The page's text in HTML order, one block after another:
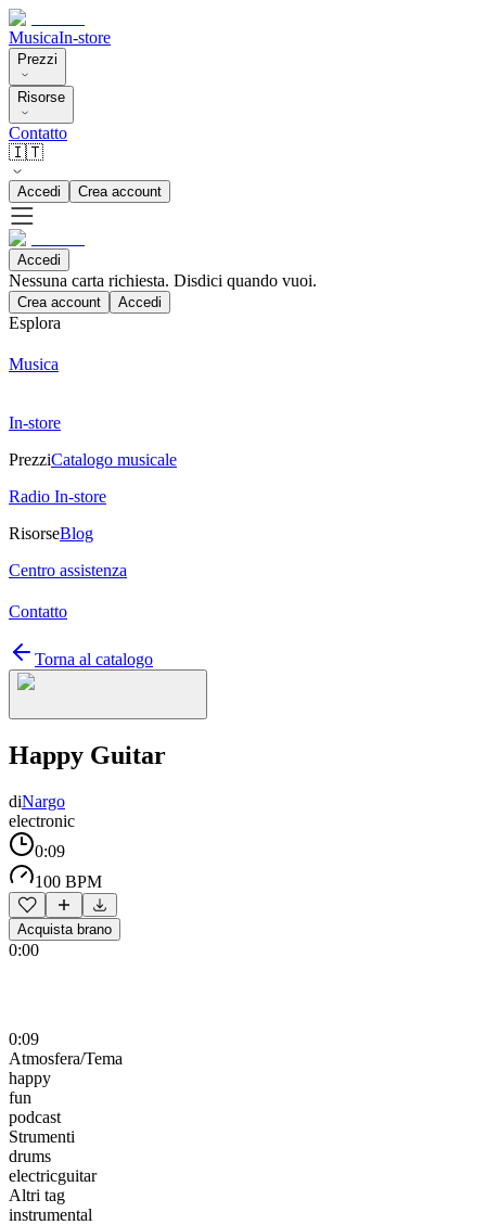
MusicaIn-store
Prezzi
Risorse
Contatto
🇮🇹
Accedi Crea account
Accedi
Nessuna carta richiesta. Disdici quando vuoi.
Crea account Accedi
Esplora
Musica
In-store
PrezziCatalogo musicale
Radio In-store
RisorseBlog
Centro assistenza
Contatto
Torna al catalogo
Happy Guitar
diNargo
electronic
0:09
100 BPM
Acquista brano
0:00
0:09
Atmosfera/Tema
happy
fun
podcast
Strumenti
drums
electricguitar
Altri tag
instrumental